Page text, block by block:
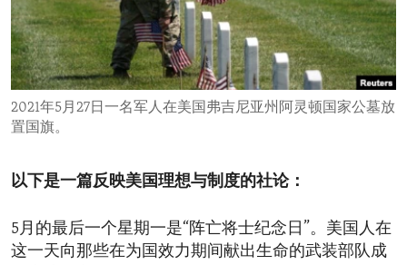
ECONOMY AND TRADE
ENVIRONMENT AND HEALTH
IDEALS AND INSTITUTIONS
2021年5月27日一名军人在美国弗吉尼亚州阿灵顿国家公墓放
置国旗。
以下是一篇反映美国理想与制度的社论：
5月的最后一个星期一是“阵亡将士纪念日”。美国人在
这一天向那些在为国效力期间献出生命的武装部队成